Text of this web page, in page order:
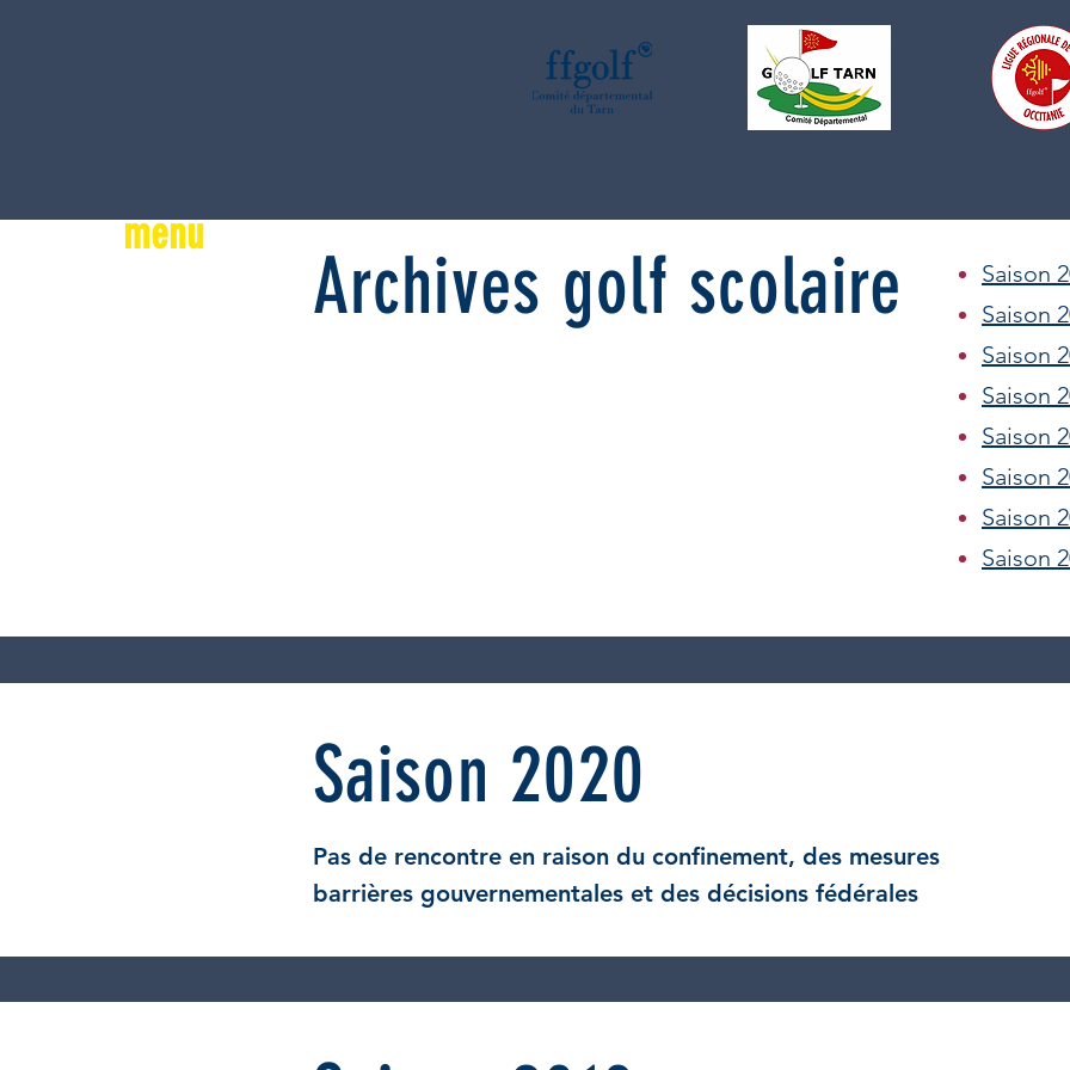
menu
Archives golf scolaire
Saison
Saison
Saison
Saison
Saison
Saison
Saison
Saison
Saison 2020
Pas de rencontre en raison du confinement, des mesures
barrières gouvernementales et des décisions fédérales